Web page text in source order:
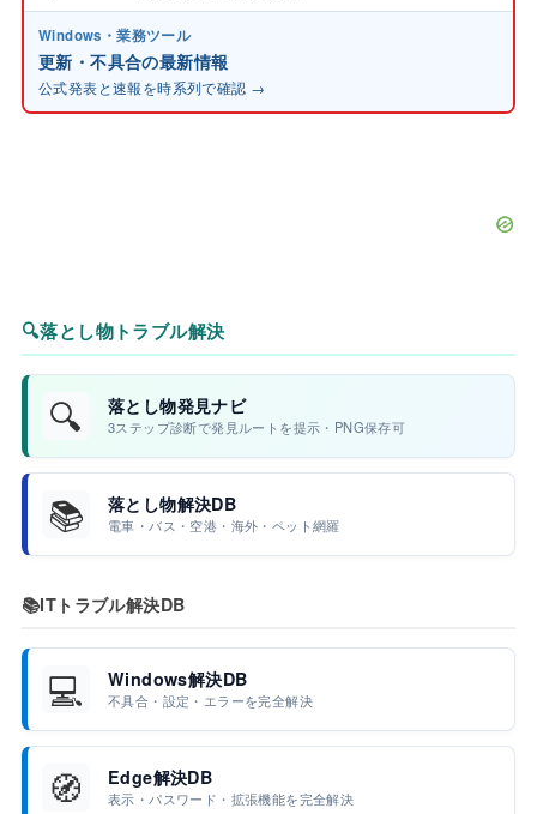
Windows・業務ツール
更新・不具合の最新情報
公式発表と速報を時系列で確認 →
🔍落とし物トラブル解決
🔍 落とし物発見ナビ
3ステップ診断で発見ルートを提示・PNG保存可
📚 落とし物解決DB
電車・バス・空港・海外・ペット網羅
📚ITトラブル解決DB
💻 Windows解決DB
不具合・設定・エラーを完全解決
🧭 Edge解決DB
表示・パスワード・拡張機能を完全解決